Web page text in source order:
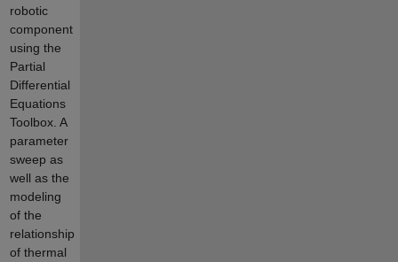
robotic
component
using the
Partial
Differential
Equations
Toolbox. A
parameter
sweep as
well as the
modeling
of the
relationship
of thermal